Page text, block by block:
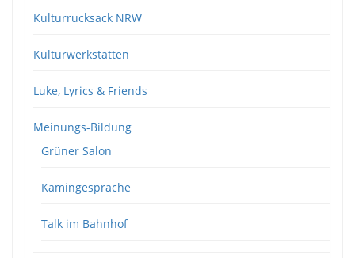
Kulturrucksack NRW
Kulturwerkstätten
Luke, Lyrics & Friends
Meinungs-Bildung
Grüner Salon
Kamingespräche
Talk im Bahnhof